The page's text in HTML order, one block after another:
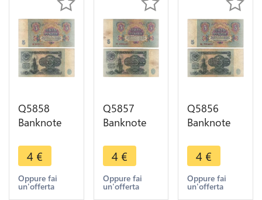
Q5858
Banknote
USSR 5
Rouble
1961 ->
Make offer
4 €
Oppure fai
un'offerta
Q5857
Banknote
USSR 5
Rouble
1961 ->
Make offer
4 €
Oppure fai
un'offerta
Q5856
Banknote
USSR 5
Rouble
1961 ->
Make offer
4 €
Oppure fai
un'offerta